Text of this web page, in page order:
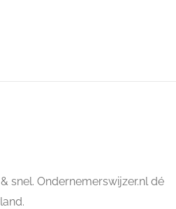
snel. Ondernemerswijzer.nl dé